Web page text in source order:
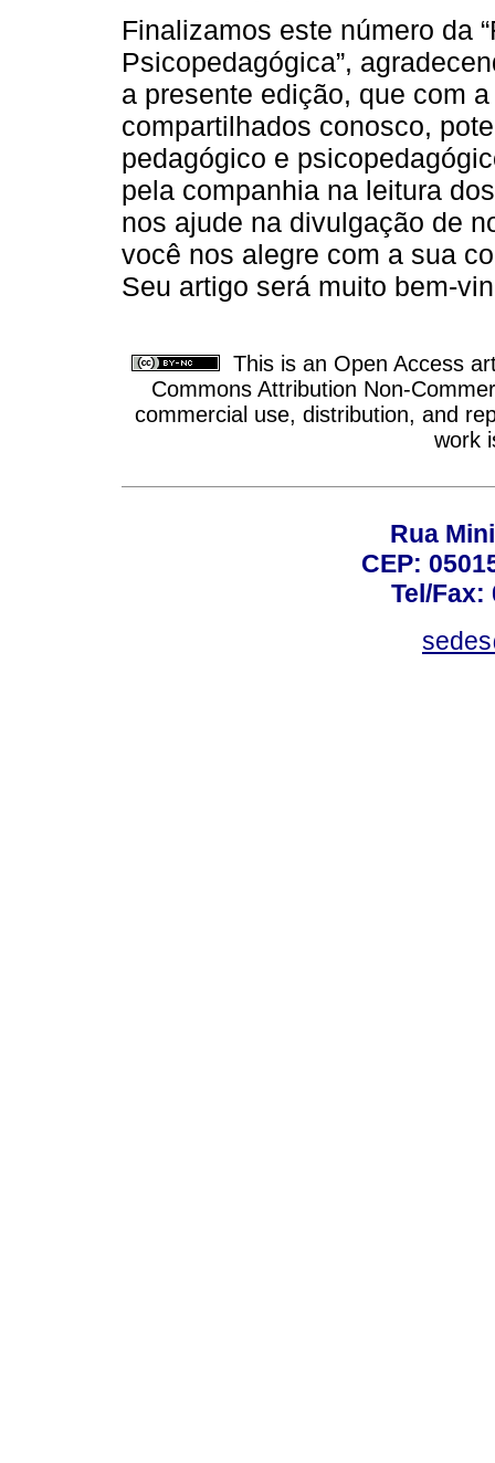
Finalizamos este número da
Psicopedagógica”,
a presente edição, que com
compartilhados conosco,
pedagógico e
pela companhia na leitura
nos ajude na divulgação de
você nos alegre com a sua
Seu artigo será muito bem-
This is an Open Access
Commons Attribution Non-
commercial use, distribution, and
work
Rua
CEP:
Tel/Fax: